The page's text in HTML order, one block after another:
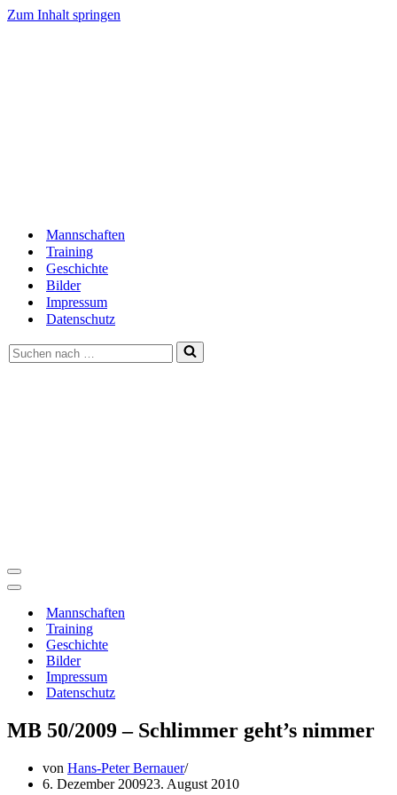
Zum Inhalt springen
Mannschaften
Training
Geschichte
Bilder
Impressum
Datenschutz
Suchen
nach …
Navigationsmenü
Navigationsmenü
Mannschaften
Training
Geschichte
Bilder
Impressum
Datenschutz
MB 50/2009 – Schlimmer geht’s nimmer
von Hans-Peter Bernauer
6. Dezember 200923. August 2010